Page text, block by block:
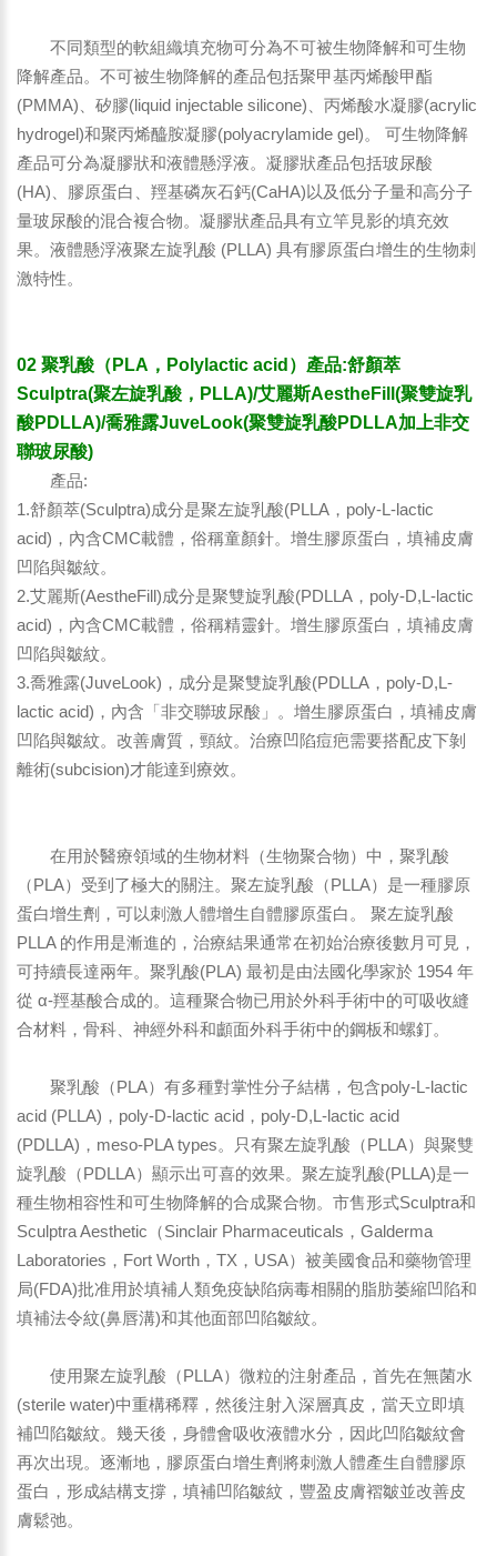
不同類型的軟組織填充物可分為不可被生物降解和可生物
降解產品。不可被生物降解的產品包括聚甲基丙烯酸甲酯
(PMMA)、矽膠(liquid injectable silicone)、丙烯酸水凝膠(acrylic
hydrogel)和聚丙烯醯胺凝膠(polyacrylamide gel)。 可生物降解
產品可分為凝膠狀和液體懸浮液。凝膠狀產品包括玻尿酸
(HA)、膠原蛋白、羥基磷灰石鈣(CaHA)以及低分子量和高分子
量玻尿酸的混合複合物。凝膠狀產品具有立竿見影的填充效
果。液體懸浮液聚左旋乳酸 (PLLA) 具有膠原蛋白增生的生物刺
激特性。
02 聚乳酸（PLA，Polylactic acid）產品:舒顏萃
Sculptra(聚左旋乳酸，PLLA)/艾麗斯AestheFill(聚雙旋乳
酸PDLLA)/喬雅露JuveLook(聚雙旋乳酸PDLLA加上非交
聯玻尿酸)
產品:
1.舒顏萃(Sculptra)成分是聚左旋乳酸(PLLA，poly-L-lactic
acid)，內含CMC載體，俗稱童顏針。增生膠原蛋白，填補皮膚
凹陷與皺紋。
2.艾麗斯(AestheFill)成分是聚雙旋乳酸(PDLLA，poly-D,L-lactic
acid)，內含CMC載體，俗稱精靈針。增生膠原蛋白，填補皮膚
凹陷與皺紋。
3.喬雅露(JuveLook)，成分是聚雙旋乳酸(PDLLA，poly-D,L-
lactic acid)，內含「非交聯玻尿酸」。增生膠原蛋白，填補皮膚
凹陷與皺紋。改善膚質，頸紋。治療凹陷痘疤需要搭配皮下剝
離術(subcision)才能達到療效。
在用於醫療領域的生物材料（生物聚合物）中，聚乳酸
（PLA）受到了極大的關注。聚左旋乳酸（PLLA）是一種膠原
蛋白增生劑，可以刺激人體增生自體膠原蛋白。 聚左旋乳酸
PLLA 的作用是漸進的，治療結果通常在初始治療後數月可見，
可持續長達兩年。聚乳酸(PLA) 最初是由法國化學家於 1954 年
從 α-羥基酸合成的。這種聚合物已用於外科手術中的可吸收縫
合材料，骨科、神經外科和顱面外科手術中的鋼板和螺釘。
聚乳酸（PLA）有多種對掌性分子結構，包含poly-L-lactic
acid (PLLA)，poly-D-lactic acid，poly-D,L-lactic acid
(PDLLA)，meso-PLA types。只有聚左旋乳酸（PLLA）與聚雙
旋乳酸（PDLLA）顯示出可喜的效果。聚左旋乳酸(PLLA)是一
種生物相容性和可生物降解的合成聚合物。市售形式Sculptra和
Sculptra Aesthetic（Sinclair Pharmaceuticals，Galderma
Laboratories，Fort Worth，TX，USA）被美國食品和藥物管理
局(FDA)批准用於填補人類免疫缺陷病毒相關的脂肪萎縮凹陷和
填補法令紋(鼻唇溝)和其他面部凹陷皺紋。
使用聚左旋乳酸（PLLA）微粒的注射產品，首先在無菌水
(sterile water)中重構稀釋，然後注射入深層真皮，當天立即填
補凹陷皺紋。幾天後，身體會吸收液體水分，因此凹陷皺紋會
再次出現。逐漸地，膠原蛋白增生劑將刺激人體產生自體膠原
蛋白，形成結構支撐，填補凹陷皺紋，豐盈皮膚褶皺並改善皮
膚鬆弛。